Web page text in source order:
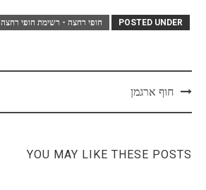
POSTED UNDER חופי רחצה - רשימת חופי רחצה
Postחוף ארגמן
YOU MAY LIKE THESE POSTS